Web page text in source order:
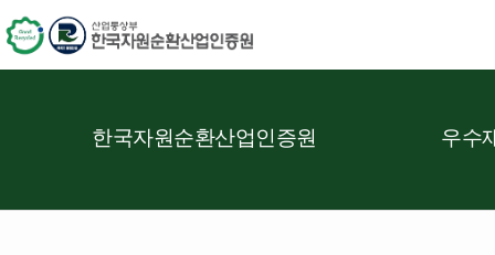
한국자원순환산업인증원 우수